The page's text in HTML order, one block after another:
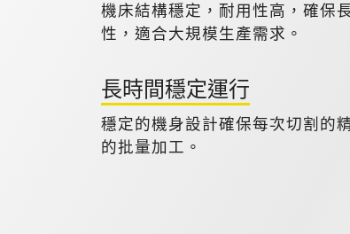
機床結構穩定，耐用性高，確保
性，適合大規模生產需求。
長時間穩定運行
穩定的機身設計確保每次切割的
的批量加工。